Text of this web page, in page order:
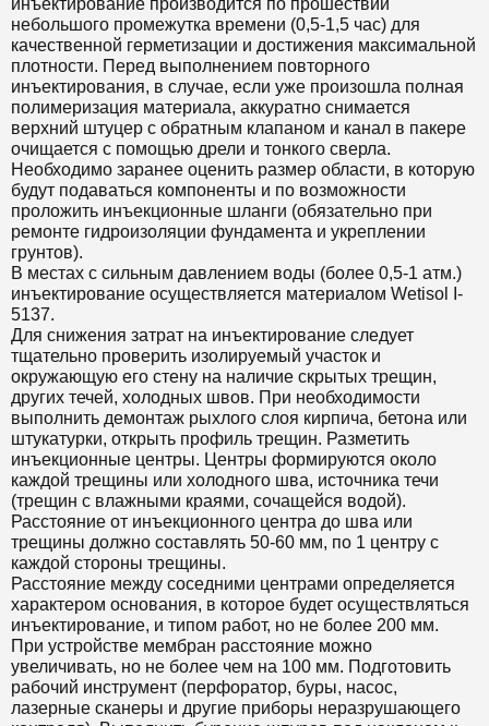
инъектирование производится по прошествии
небольшого промежутка времени (0,5-1,5 час) для
качественной герметизации и достижения максимальной
плотности. Перед выполнением повторного
инъектирования, в случае, если уже произошла полная
полимеризация материала, аккуратно снимается
верхний штуцер с обратным клапаном и канал в пакере
очищается с помощью дрели и тонкого сверла.
Необходимо заранее оценить размер области, в которую
будут подаваться компоненты и по возможности
проложить инъекционные шланги (обязательно при
ремонте гидроизоляции фундамента и укреплении
грунтов).
В местах с сильным давлением воды (более 0,5-1 атм.)
инъектирование осуществляется материалом Wetisol I-
5137.
Для снижения затрат на инъектирование следует
тщательно проверить изолируемый участок и
окружающую его стену на наличие скрытых трещин,
других течей, холодных швов. При необходимости
выполнить демонтаж рыхлого слоя кирпича, бетона или
штукатурки, открыть профиль трещин. Разметить
инъекционные центры. Центры формируются около
каждой трещины или холодного шва, источника течи
(трещин с влажными краями, сочащейся водой).
Расстояние от инъекционного центра до шва или
трещины должно составлять 50-60 мм, по 1 центру с
каждой стороны трещины.
Расстояние между соседними центрами определяется
характером основания, в которое будет осуществляться
инъектирование, и типом работ, но не более 200 мм.
При устройстве мембран расстояние можно
увеличивать, но не более чем на 100 мм. Подготовить
рабочий инструмент (перфоратор, буры, насос,
лазерные сканеры и другие приборы неразрушающего